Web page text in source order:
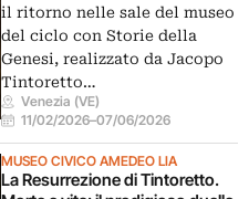
il ritorno nelle sale del museo
del ciclo con Storie della
Genesi, realizzato da Jacopo
Tintoretto…
Venezia (VE)
11/02/2026–07/06/2026
MUSEO CIVICO AMEDEO LIA
La Resurrezione di Tintoretto.